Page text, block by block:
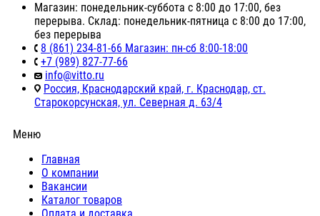
Магазин: понедельник-суббота с 8:00 до 17:00, без
перерыва. Склад: понедельник-пятница с 8:00 до 17:00,
без перерыва
8 (861) 234-81-66 Магазин: пн-сб 8:00-18:00
+7 (989) 827-77-66
info@vitto.ru
Россия, Краснодарский край, г. Краснодар, ст.
Старокорсунская, ул. Северная д. 63/4
Меню
Главная
О компании
Вакансии
Каталог товаров